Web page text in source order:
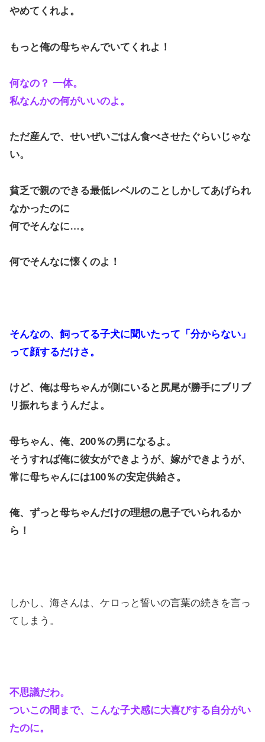
やめてくれよ。
もっと俺の母ちゃんでいてくれよ！
何なの？ 一体。
私なんかの何がいいのよ。
ただ産んで、せいぜいごはん食べさせたぐらいじゃな
い。
貧乏で親のできる最低レベルのことしかしてあげられ
なかったのに
何でそんなに…。
何でそんなに懐くのよ！
そんなの、飼ってる子犬に聞いたって「分からない」
って顔するだけさ。
けど、俺は母ちゃんが側にいると尻尾が勝手にブリブ
リ振れちまうんだよ。
母ちゃん、俺、200％の男になるよ。
そうすれば俺に彼女ができようが、嫁ができようが、
常に母ちゃんには100％の安定供給さ。
俺、ずっと母ちゃんだけの理想の息子でいられるか
ら！
しかし、海さんは、ケロっと誓いの言葉の続きを言っ
てしまう。
不思議だわ。
ついこの間まで、こんな子犬感に大喜びする自分がい
たのに。